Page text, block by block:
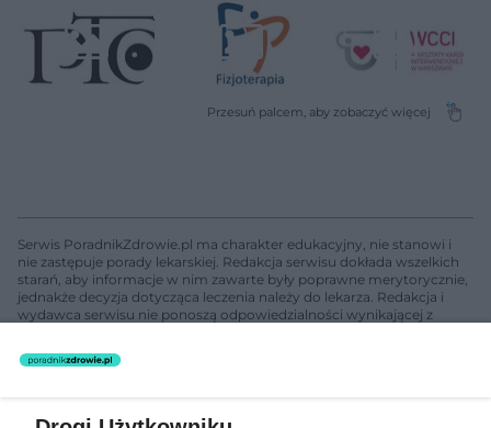
Serwis PoradnikZdrowie.pl ma charakter edukacyjny, nie stanowi i
nie zastępuje porady lekarskiej. Redakcja serwisu dokłada wszelkich
starań, aby informacje w nim zawarte były poprawne merytorycznie,
jednakże decyzja dotycząca leczenia należy do lekarza. Redakcja i
wydawca serwisu nie ponoszą odpowiedzialności wynikającej z
świadczeń zdrowotnych w rozumieniu art. 3 ust 1 ustawy o